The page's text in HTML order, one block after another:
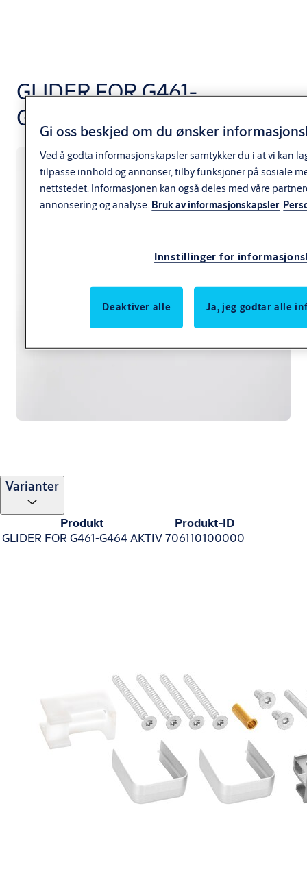
GLIDER FOR G461-
G464 AKTIV
Varianter
Produkt
Produkt-ID
GLIDER FOR G461-G464 AKTIV706110100000
Gi oss beskjed om du ønsker
Ved å godta informasjonskapsler samtykker du i at vi kan
tilpasse innhold og annonser, tilby funksjoner på sosiale
nettstedet. Informasjonen kan også deles med våre
annonsering og analyse. Bruk av informasjonskapsler
Innstillinger for
Deaktiver alle Ja, jeg godtar alle